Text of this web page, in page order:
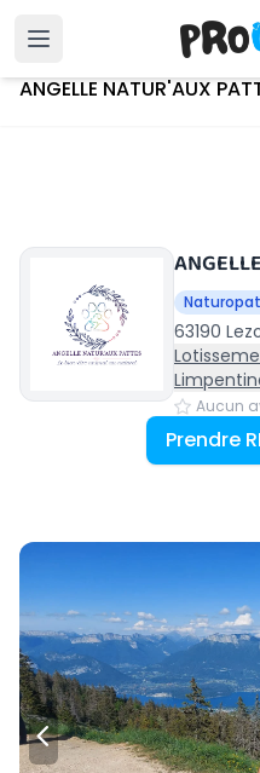
Accueil ANGELLE
ANGELLE NATUR'AUX
63190
Aucun
Prendre